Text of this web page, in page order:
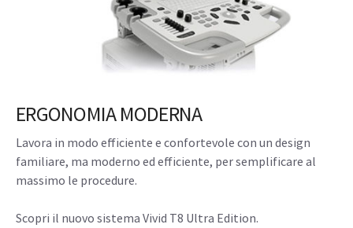
ERGONOMIA MODERNA
Lavora in modo efficiente e confortevole con un design
familiare, ma moderno ed efficiente, per semplificare al
massimo le procedure.
Scopri il nuovo sistema Vivid T8 Ultra Edition.